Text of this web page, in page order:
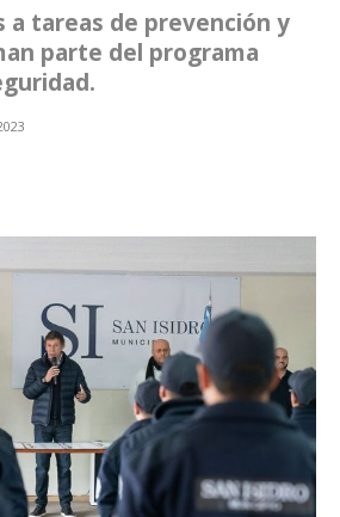
a tareas de prevención y
parte del programa